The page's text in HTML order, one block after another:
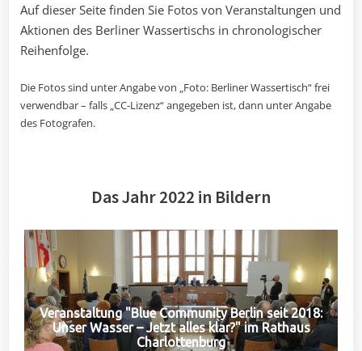
Auf dieser Seite finden Sie Fotos von Veranstaltungen und
Aktionen des Berliner Wassertischs in chronologischer
Reihenfolge.
Die Fotos sind unter Angabe von „Foto: Berliner Wassertisch“ frei
verwendbar – falls „CC-Lizenz“ angegeben ist, dann unter Angabe
des Fotografen.
Das Jahr 2022 in Bildern
Veranstaltung "Blue Community Berlin seit 2018:
Unser Wasser – Jetzt alles klar?" im Rathaus
Charlottenburg